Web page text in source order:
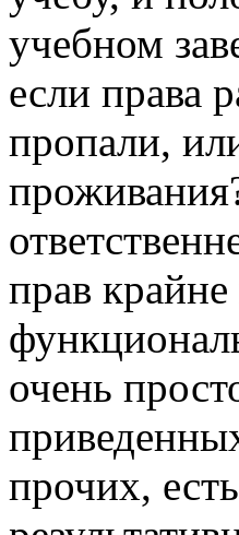
учебном
если права
пропали,
прав
очень
прочих,